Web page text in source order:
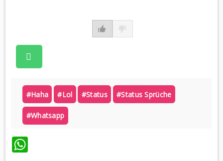
#haha #lol #status #status Sprüche
#whatsapp
WhatsApp